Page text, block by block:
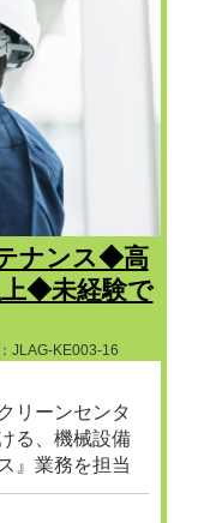
ナンス◆高
◆未経験で
JLAG-KE003-16
リーンセンタ
る、機械設備
』業務を担当